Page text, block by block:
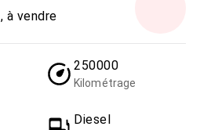
à vendre
250000
Kilométrage
Diesel